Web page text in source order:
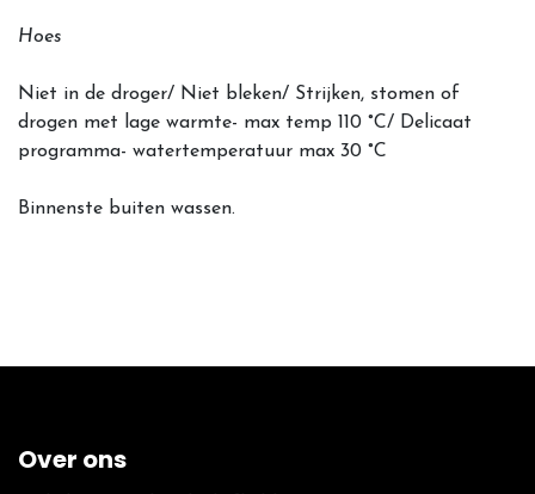
Hoes
Niet in de droger/ Niet bleken/ Strijken, stomen of
drogen met lage warmte- max temp 110 °C/ Delicaat
programma- watertemperatuur max 30 °C
Binnenste buiten wassen.
Over ons